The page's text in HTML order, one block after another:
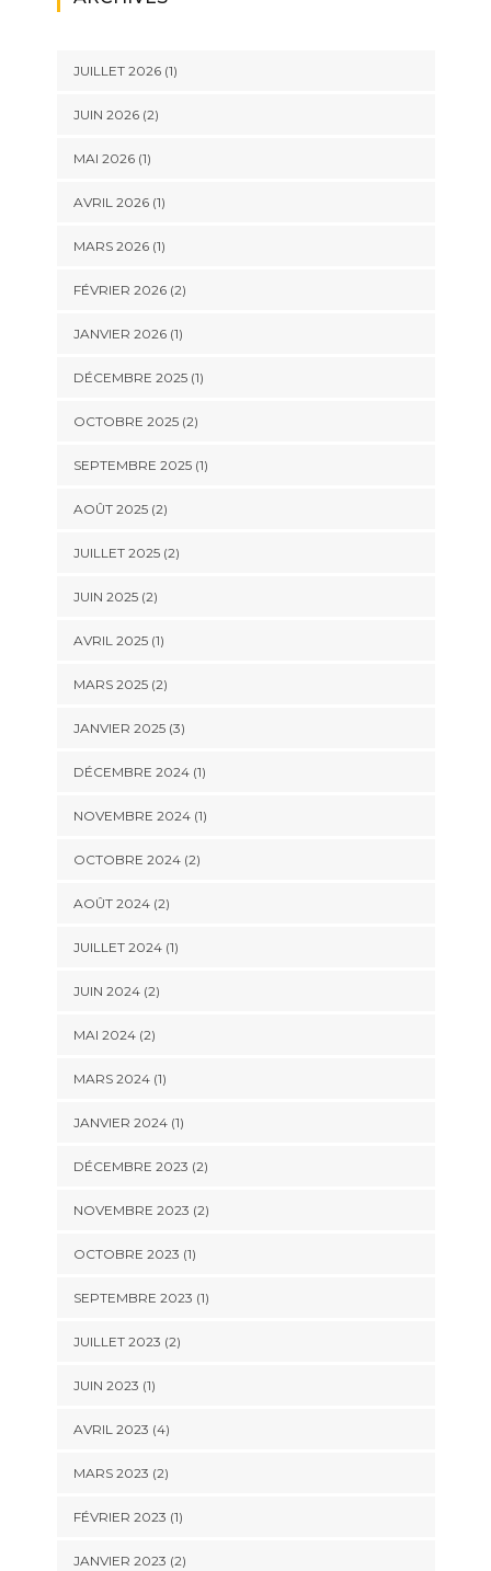
JUILLET 2026(1)
JUIN 2026(2)
MAI 2026(1)
AVRIL 2026(1)
MARS 2026(1)
FÉVRIER 2026(2)
JANVIER 2026(1)
DÉCEMBRE 2025(1)
OCTOBRE 2025(2)
SEPTEMBRE 2025(1)
AOÛT 2025(2)
JUILLET 2025(2)
JUIN 2025(2)
AVRIL 2025(1)
MARS 2025(2)
JANVIER 2025(3)
DÉCEMBRE 2024(1)
NOVEMBRE 2024(1)
OCTOBRE 2024(2)
AOÛT 2024(2)
JUILLET 2024(1)
JUIN 2024(2)
MAI 2024(2)
MARS 2024(1)
JANVIER 2024(1)
DÉCEMBRE 2023 (2)
NOVEMBRE 2023 (2)
OCTOBRE 2023 (1)
SEPTEMBRE 2023 (1)
JUILLET 2023 (2)
JUIN 2023 (1)
AVRIL 2023 (4)
MARS 2023 (2)
FÉVRIER 2023 (1)
JANVIER 2023 (2)